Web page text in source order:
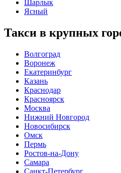
Шарлык
Ясный
Такси в крупных
Волгоград
Воронеж
Екатеринбург
Казань
Краснодар
Красноярск
Москва
Нижний Новгород
Новосибирск
Омск
Пермь
Ростов-на-Дону
Самара
Санкт-Петербург